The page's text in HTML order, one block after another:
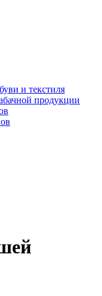
и текстиля
продукции